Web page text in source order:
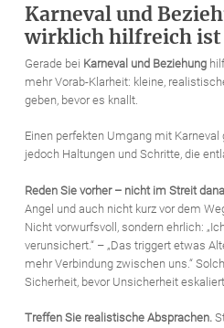
Karneval und
wirklich hilfreich ist
Gerade bei Karneval und Beziehung
mehr Vorab-Klarheit: kleine,
geben, bevor es knallt.
Einen perfekten Umgang mit
jedoch Haltungen und Schritte, die
Reden Sie vorher – nicht im Streit
Angel und auch nicht kurz vor dem
Nicht vorwurfsvoll, sondern ehrlich:
verunsichert.“ – „Das triggert etwas
mehr Verbindung zwischen uns.“
Sicherheit, bevor Unsicherheit eskaliert.
Treffen Sie realistische Absprachen.